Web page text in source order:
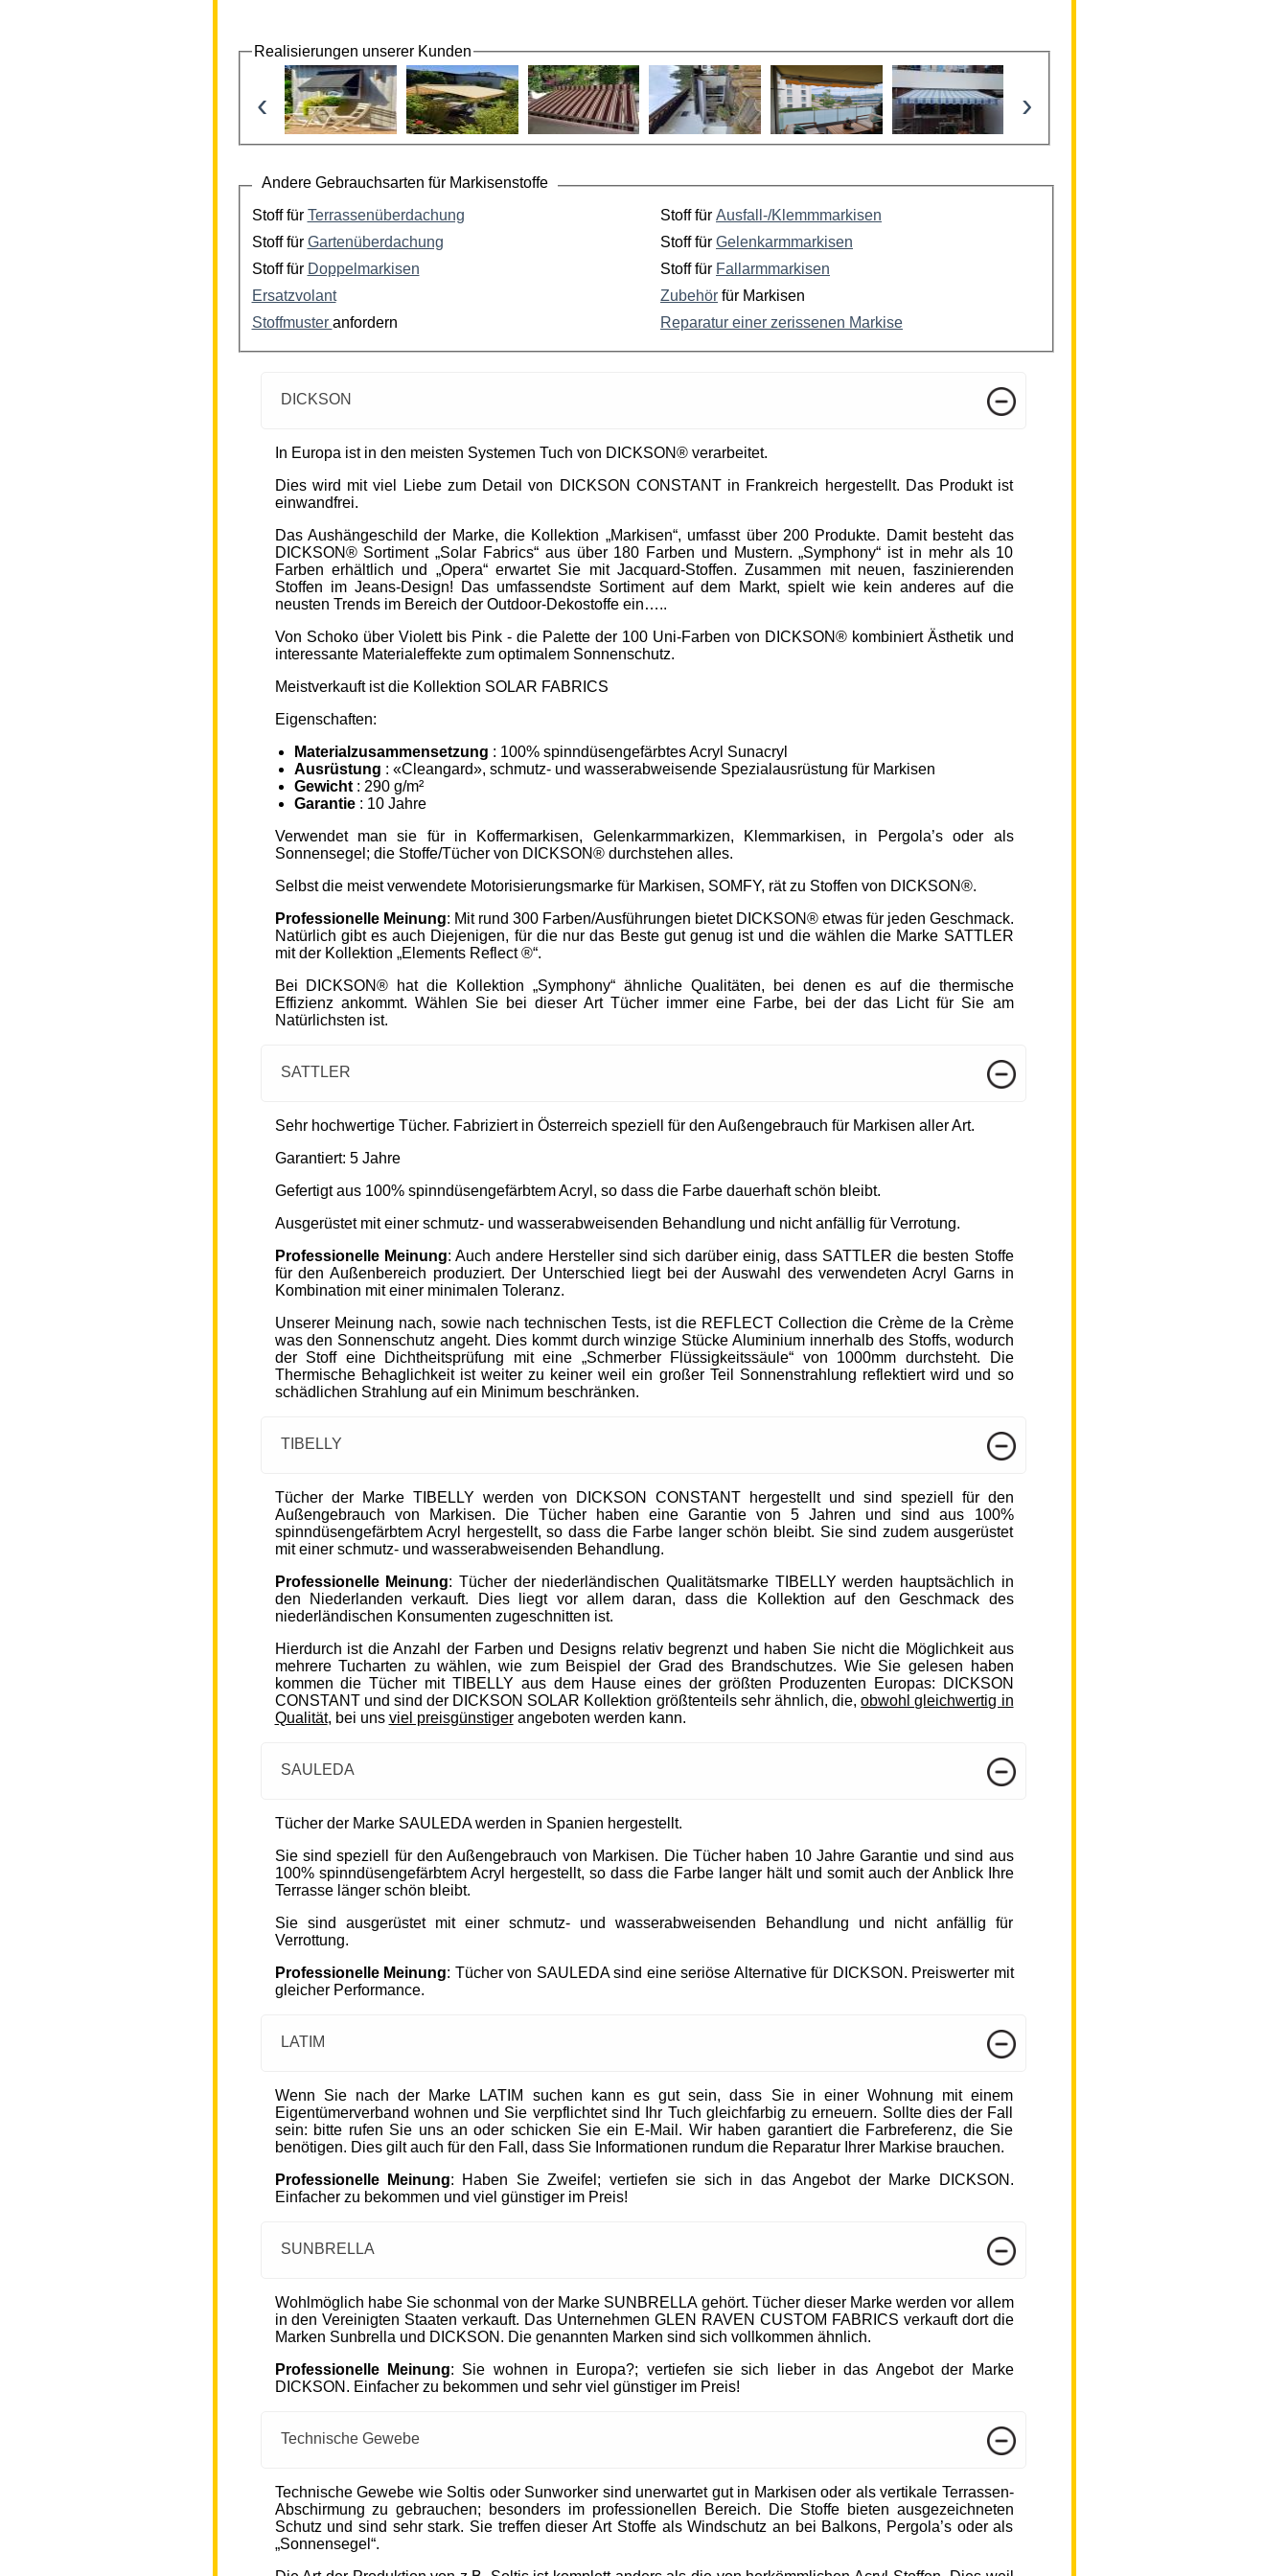
Realisierungen unserer Kunden
‹ ›
Andere Gebrauchsarten für Markisenstoffe
Stoff für Terrassenüberdachung Stoff für Ausfall-/Klemmmarkisen
Stoff für Gartenüberdachung Stoff für Gelenkarmmarkisen
Stoff für Doppelmarkisen Stoff für Fallarmmarkisen
Ersatzvolant
Zubehör für Markisen
Stoffmuster anfordern Reparatur einer zerissenen Markise
DICKSON
In Europa ist in den meisten Systemen Tuch von DICKSON® verarbeitet.
Dies wird mit viel Liebe zum Detail von DICKSON CONSTANT in Frankreich hergestellt. Das Produkt ist
einwandfrei.
Das Aushängeschild der Marke, die Kollektion „Markisen“, umfasst über 200 Produkte. Damit besteht das
DICKSON® Sortiment „Solar Fabrics“ aus über 180 Farben und Mustern. „Symphony“ ist in mehr als 10
Farben erhältlich und „Opera“ erwartet Sie mit Jacquard-Stoffen. Zusammen mit neuen, faszinierenden
Stoffen im Jeans-Design! Das umfassendste Sortiment auf dem Markt, spielt wie kein anderes auf die
neusten Trends im Bereich der Outdoor-Dekostoffe ein…..
Von Schoko über Violett bis Pink - die Palette der 100 Uni-Farben von DICKSON® kombiniert Ästhetik und
interessante Materialeffekte zum optimalem Sonnenschutz.
Meistverkauft ist die Kollektion SOLAR FABRICS
Eigenschaften:
Materialzusammensetzung : 100% spinndüsengefärbtes Acryl Sunacryl
Ausrüstung : «Cleangard», schmutz- und wasserabweisende Spezialausrüstung für Markisen
Gewicht: 290 g/m²
Garantie: 10 Jahre
Verwendet man sie für in Koffermarkisen, Gelenkarmmarkizen, Klemmarkisen, in Pergola’s oder als
Sonnensegel; die Stoffe/Tücher von DICKSON® durchstehen alles.
Selbst die meist verwendete Motorisierungsmarke für Markisen, SOMFY, rät zu Stoffen von DICKSON®.
Professionelle Meinung: Mit rund 300 Farben/Ausführungen bietet DICKSON® etwas für jeden Geschmack.
Natürlich gibt es auch Diejenigen, für die nur das Beste gut genug ist und die wählen die Marke SATTLER
mit der Kollektion „Elements Reflect ®“.
Bei DICKSON® hat die Kollektion „Symphony“ ähnliche Qualitäten, bei denen es auf die thermische
Effizienz ankommt. Wählen Sie bei dieser Art Tücher immer eine Farbe, bei der das Licht für Sie am
Natürlichsten ist.
SATTLER
Sehr hochwertige Tücher. Fabriziert in Österreich speziell für den Außengebrauch für Markisen aller Art.
Garantiert: 5 Jahre
Gefertigt aus 100% spinndüsengefärbtem Acryl, so dass die Farbe dauerhaft schön bleibt.
Ausgerüstet mit einer schmutz- und wasserabweisenden Behandlung und nicht anfällig für Verrotung.
Professionelle Meinung: Auch andere Hersteller sind sich darüber einig, dass SATTLER die besten Stoffe
für den Außenbereich produziert. Der Unterschied liegt bei der Auswahl des verwendeten Acryl Garns in
Kombination mit einer minimalen Toleranz.
Unserer Meinung nach, sowie nach technischen Tests, ist die REFLECT Collection die Crème de la Crème
was den Sonnenschutz angeht. Dies kommt durch winzige Stücke Aluminium innerhalb des Stoffs, wodurch
der Stoff eine Dichtheitsprüfung mit eine „Schmerber Flüssigkeitssäule“ von 1000mm durchsteht. Die
Thermische Behaglichkeit ist weiter zu keiner weil ein großer Teil Sonnenstrahlung reflektiert wird und so
schädlichen Strahlung auf ein Minimum beschränken.
TIBELLY
Tücher der Marke TIBELLY werden von DICKSON CONSTANT hergestellt und sind speziell für den
Außengebrauch von Markisen. Die Tücher haben eine Garantie von 5 Jahren und sind aus 100%
spinndüsengefärbtem Acryl hergestellt, so dass die Farbe langer schön bleibt. Sie sind zudem ausgerüstet
mit einer schmutz- und wasserabweisenden Behandlung.
Professionelle Meinung: Tücher der niederländischen Qualitätsmarke TIBELLY werden hauptsächlich in
den Niederlanden verkauft. Dies liegt vor allem daran, dass die Kollektion auf den Geschmack des
niederländischen Konsumenten zugeschnitten ist.
Hierdurch ist die Anzahl der Farben und Designs relativ begrenzt und haben Sie nicht die Möglichkeit aus
mehrere Tucharten zu wählen, wie zum Beispiel der Grad des Brandschutzes. Wie Sie gelesen haben
kommen die Tücher mit TIBELLY aus dem Hause eines der größten Produzenten Europas: DICKSON
CONSTANT und sind der DICKSON SOLAR Kollektion größtenteils sehr ähnlich, die,obwohl gleichwertig in
Qualität, bei uns viel preisgünstigerangeboten werden kann.
SAULEDA
Tücher der Marke SAULEDA werden in Spanien hergestellt.
Sie sind speziell für den Außengebrauch von Markisen. Die Tücher haben 10 Jahre Garantie und sind aus
100% spinndüsengefärbtem Acryl hergestellt, so dass die Farbe langer hält und somit auch der Anblick Ihre
Terrasse länger schön bleibt.
Sie sind ausgerüstet mit einer schmutz- und wasserabweisenden Behandlung und nicht anfällig für
Verrottung.
Professionelle Meinung: Tücher von SAULEDA sind eine seriöse Alternative für DICKSON. Preiswerter mit
gleicher Performance.
LATIM
Wenn Sie nach der Marke LATIM suchen kann es gut sein, dass Sie in einer Wohnung mit einem
Eigentümerverband wohnen und Sie verpflichtet sind Ihr Tuch gleichfarbig zu erneuern. Sollte dies der Fall
sein: bitte rufen Sie uns an oder schicken Sie ein E-Mail. Wir haben garantiert die Farbreferenz, die Sie
benötigen. Dies gilt auch für den Fall, dass Sie Informationen rundum die Reparatur Ihrer Markise brauchen.
Professionelle Meinung: Haben Sie Zweifel; vertiefen sie sich in das Angebot der Marke DICKSON.
Einfacher zu bekommen und viel günstiger im Preis!
SUNBRELLA
Wohlmöglich habe Sie schonmal von der Marke SUNBRELLA gehört. Tücher dieser Marke werden vor allem
in den Vereinigten Staaten verkauft. Das Unternehmen GLEN RAVEN CUSTOM FABRICS verkauft dort die
Marken Sunbrella und DICKSON. Die genannten Marken sind sich vollkommen ähnlich.
Professionelle Meinung: Sie wohnen in Europa?; vertiefen sie sich lieber in das Angebot der Marke
DICKSON. Einfacher zu bekommen und sehr viel günstiger im Preis!
Technische Gewebe
Technische Gewebe wie Soltis oder Sunworker sind unerwartet gut in Markisen oder als vertikale Terrassen-
Abschirmung zu gebrauchen; besonders im professionellen Bereich. Die Stoffe bieten ausgezeichneten
Schutz und sind sehr stark. Sie treffen dieser Art Stoffe als Windschutz an bei Balkons, Pergola’s oder als
„Sonnensegel“.